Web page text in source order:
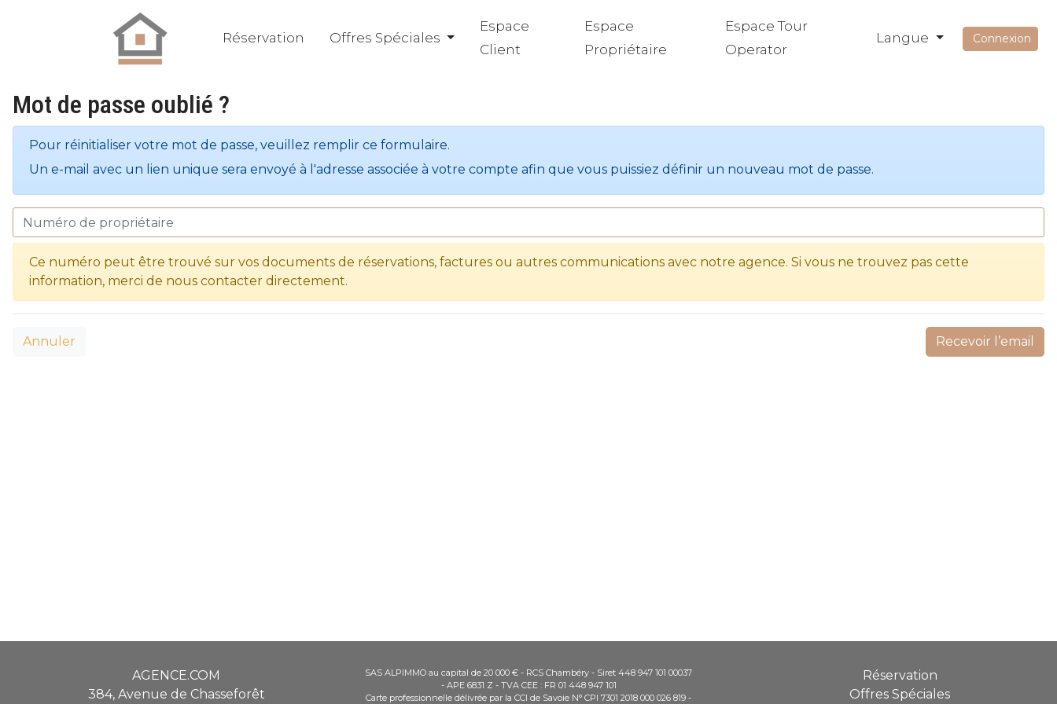
Réservation Offres Spéciales
Espace
Client
Espace
Propriétaire
Espace Tour
Operator
Langue Connexion
Mot de passe oublié ?
Pour réinitialiser votre mot de passe, veuillez remplir ce formulaire.
Un e-mail avec un lien unique sera envoyé à l'adresse associée à votre compte afin que vous puissiez définir un nouveau mot de passe.
Ce numéro peut être trouvé sur vos documents de réservations, factures ou autres communications avec notre agence. Si vous ne trouvez pas cette
information, merci de nous contacter directement.
Annuler Recevoir l’email
AGENCE.COM
384, Avenue de Chasseforêt
SAS ALPIMMO au capital de 20 000 € - RCS Chambéry - Siret 448 947 101 00037
- APE 6831 Z - TVA CEE : FR 01 448 947 101
Carte professionnelle délivrée par la CCI de Savoie N° CPI 7301 2018 000 026 819 -
Réservation
Offres Spéciales